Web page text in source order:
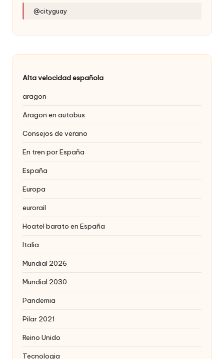
@cityguay
Alta velocidad española
aragon
Aragon en autobus
Consejos de verano
En tren por España
España
Europa
eurorail
Hoatel barato en España
Italia
Mundial 2026
Mundial 2030
Pandemia
Pilar 2021
Reino Unido
Tecnologia